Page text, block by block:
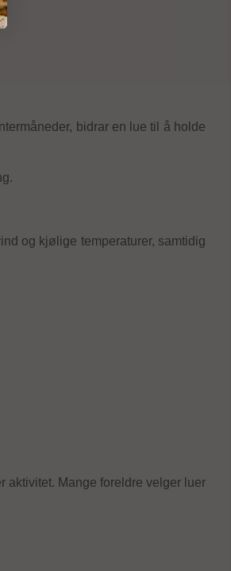
bidrar en lue til å holde
og kjølige temperaturer, samtidig
aktivitet. Mange foreldre velger luer